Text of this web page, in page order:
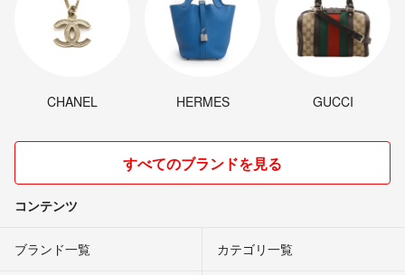
CHANEL HERMES GUCCI
すべてのブランドを見る
コンテンツ
ブランド一覧 カテゴリ一覧